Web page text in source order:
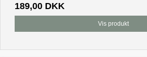
189,00 DKK
Vis produkt